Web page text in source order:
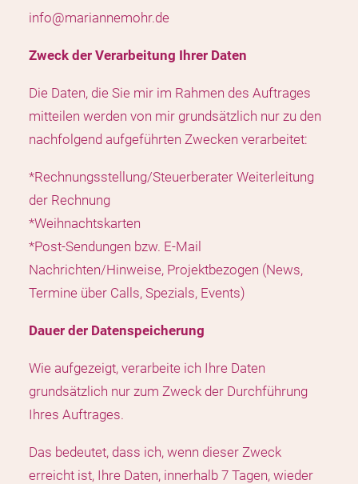
info@mariannemohr.de
Zweck der Verarbeitung Ihrer Daten
Die Daten, die Sie mir im Rahmen des Auftrages
mitteilen werden von mir grundsätzlich nur zu den
nachfolgend aufgeführten Zwecken verarbeitet:
*Rechnungsstellung/Steuerberater Weiterleitung
der Rechnung
*Weihnachtskarten
*Post-Sendungen bzw. E-Mail
Nachrichten/Hinweise, Projektbezogen (News,
Termine über Calls, Spezials, Events)
Dauer der Datenspeicherung
Wie aufgezeigt, verarbeite ich Ihre Daten
grundsätzlich nur zum Zweck der Durchführung
Ihres Auftrages.
Das bedeutet, dass ich, wenn dieser Zweck
erreicht ist, Ihre Daten, innerhalb 7 Tagen, wieder